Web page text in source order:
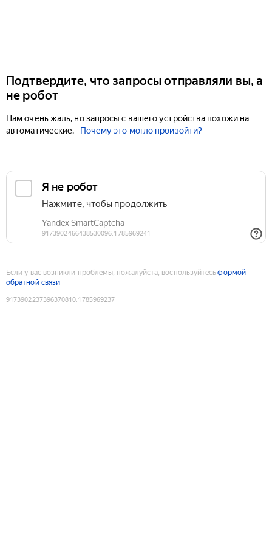
Подтвердите, что запросы отправляли вы, а
не робот
Нам очень жаль, но запросы с вашего устройства похожи на
автоматические.
Почему это могло произойти?
Если у вас возникли проблемы, пожалуйста, воспользуйтесьформой
обратной связи
9173902237396370810:1785969237